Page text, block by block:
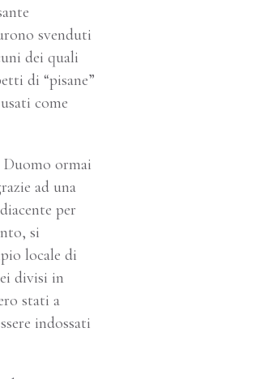
svenduti
dei quali
di “pisane”
come
ormai
ad una
per
si
locale di
divisi in
stati a
indossati